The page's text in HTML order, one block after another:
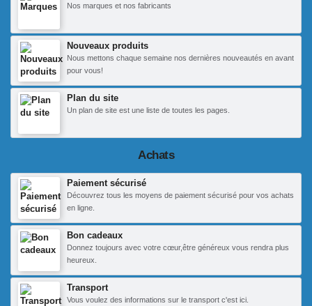
Nos marques et nos fabricants
Nouveaux produits
Nous mettons chaque semaine nos dernières nouveautés en avant
pour vous!
Plan du site
Un plan de site est une liste de toutes les pages.
Achats
Paiement sécurisé
Découvrez tous les moyens de paiement sécurisé pour vos achats
en ligne.
Bon cadeaux
Donnez toujours avec votre cœur,être généreux vous rendra plus
heureux.
Transport
Vous voulez des informations sur le transport c'est ici.